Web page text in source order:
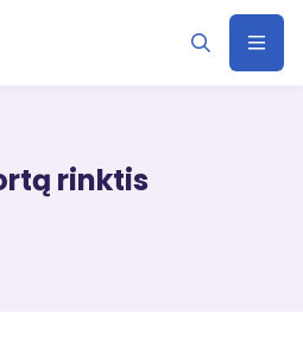
rinktis